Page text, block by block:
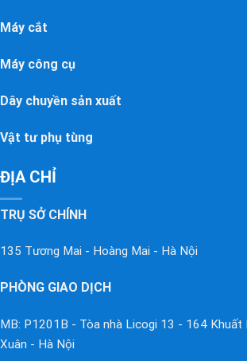
Máy cắt
Máy công cụ
Dây chuyền sản xuất
Vật tư phụ tùng
ĐỊA CHỈ
TRỤ SỞ CHÍNH
135 Tương Mai - Hoàng Mai - Hà Nội
PHÒNG GIAO DỊCH
MB: P1201B - Tòa nhà Licogi 13 - 164 Khuất
Xuân - Hà Nội